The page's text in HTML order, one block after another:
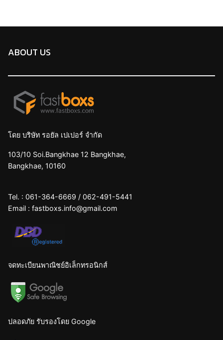
ABOUT US
โดย บริษัท รอยัล เปเปอร์ จำกัด
103/10 Soi.Bangkhae 12 Bangkhae,
Bangkhae, 10160
Tel. : 061-364-6669 / 062-491-5441
Email : fastboxs.info@gmail.com
จดทะเบียนพาณิชย์อิเล็กทรอนิกส์
ปลอดภัย รับรองโดย Google